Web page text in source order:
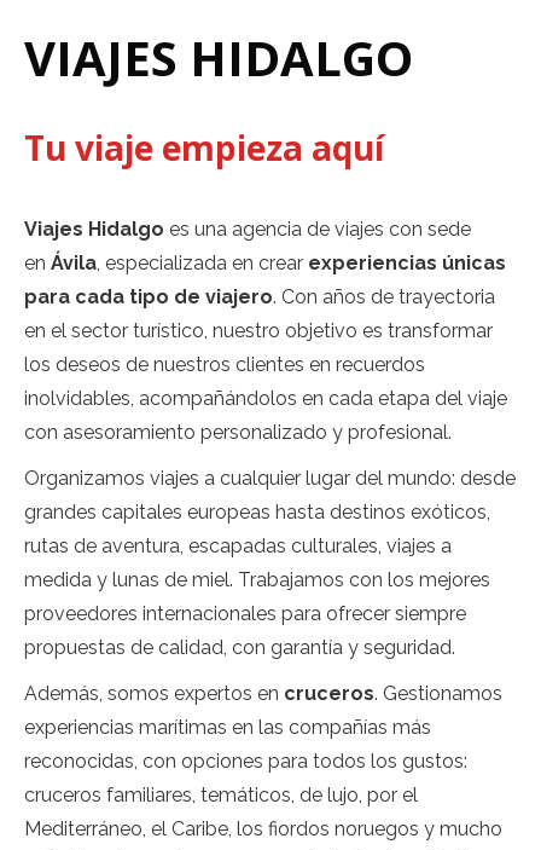
VIAJES HIDALGO
Tu viaje empieza aquí
Viajes Hidalgo es una agencia de viajes con sede
en Ávila, especializada en crear experiencias únicas
para cada tipo de viajero. Con años de trayectoria
en el sector turístico, nuestro objetivo es transformar
los deseos de nuestros clientes en recuerdos
inolvidables, acompañándolos en cada etapa del viaje
con asesoramiento personalizado y profesional.
Organizamos viajes a cualquier lugar del mundo: desde
grandes capitales europeas hasta destinos exóticos,
rutas de aventura, escapadas culturales, viajes a
medida y lunas de miel. Trabajamos con los mejores
proveedores internacionales para ofrecer siempre
propuestas de calidad, con garantía y seguridad.
Además, somos expertos en cruceros. Gestionamos
experiencias marítimas en las compañías más
reconocidas, con opciones para todos los gustos:
cruceros familiares, temáticos, de lujo, por el
Mediterráneo, el Caribe, los fiordos noruegos y mucho